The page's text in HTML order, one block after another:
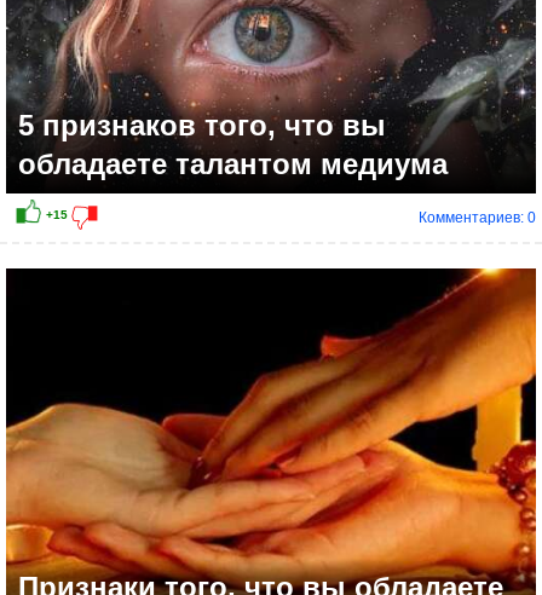
5 признаков того, что вы
обладаете талантом медиума
Комментариев: 0
Признаки того, что вы обладаете